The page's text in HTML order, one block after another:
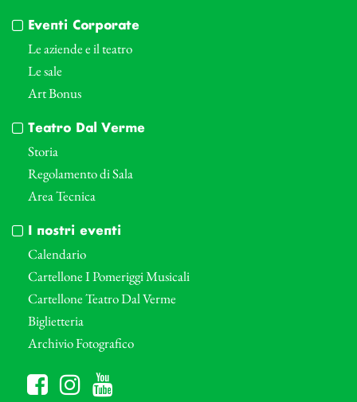
Eventi Corporate
Le aziende e il teatro
Le sale
Art Bonus
Teatro Dal Verme
Storia
Regolamento di Sala
Area Tecnica
I nostri eventi
Calendario
Cartellone I Pomeriggi Musicali
Cartellone Teatro Dal Verme
Biglietteria
Archivio Fotografico